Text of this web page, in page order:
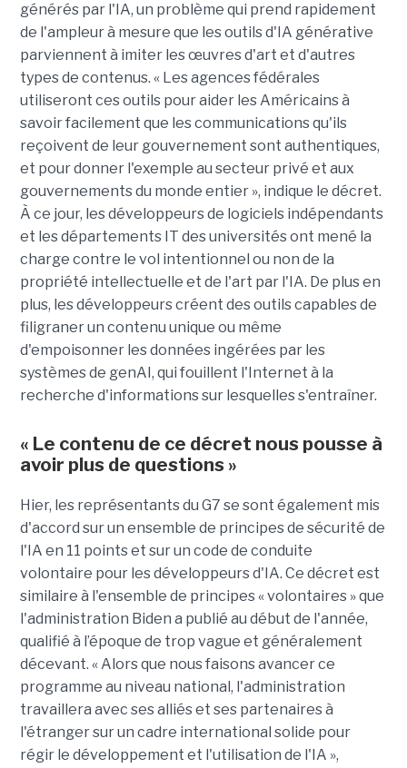
générés par l'IA, un problème qui prend rapidement
de l'ampleur à mesure que les outils d'IA générative
parviennent à imiter les œuvres d'art et d'autres
types de contenus. « Les agences fédérales
utiliseront ces outils pour aider les Américains à
savoir facilement que les communications qu'ils
reçoivent de leur gouvernement sont authentiques,
et pour donner l'exemple au secteur privé et aux
gouvernements du monde entier », indique le décret.
À ce jour, les développeurs de logiciels indépendants
et les départements IT des universités ont mené la
charge contre le vol intentionnel ou non de la
propriété intellectuelle et de l'art par l'IA. De plus en
plus, les développeurs créent des outils capables de
filigraner un contenu unique ou même
d'empoisonner les données ingérées par les
systèmes de genAI, qui fouillent l'Internet à la
recherche d'informations sur lesquelles s'entraîner.
« Le contenu de ce décret nous pousse à
avoir plus de questions »
Hier, les représentants du G7 se sont également mis
d'accord sur un ensemble de principes de sécurité de
l'IA en 11 points et sur un code de conduite
volontaire pour les développeurs d'IA. Ce décret est
similaire à l'ensemble de principes « volontaires » que
l'administration Biden a publié au début de l'année,
qualifié à l’époque de trop vague et généralement
décevant. « Alors que nous faisons avancer ce
programme au niveau national, l'administration
travaillera avec ses alliés et ses partenaires à
l'étranger sur un cadre international solide pour
régir le développement et l'utilisation de l'IA »,